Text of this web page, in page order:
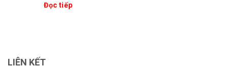
Đọc tiếp
LIÊN KẾT